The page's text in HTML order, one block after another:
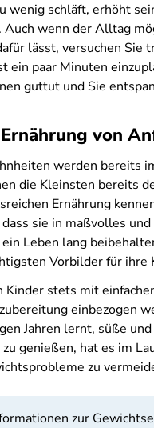
wenig schläft, erhöht
Auch wenn der Alltag
lässt, versuchen Sie
ein paar Minuten
guttut und Sie
von
werden bereits
die Kleinsten bereits
Ernährung
sie in maßvolles
Leben lang
Vorbilder für ihre
Kinder stets mit
einbezogen
Jahren lernt, süße
genießen, hat es im
zu
zur